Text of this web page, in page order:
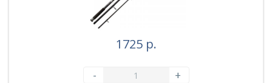
1725 р.
- +